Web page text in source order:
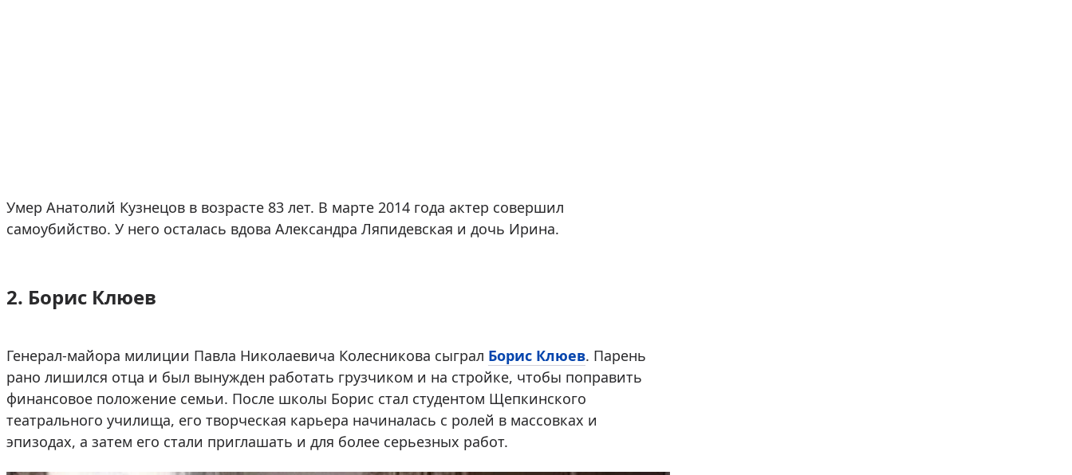
Умер Анатолий Кузнецов в возрасте 83 лет. В марте 2014 года актер совершил
самоубийство. У него осталась вдова Александра Ляпидевская и дочь Ирина.
2. Борис Клюев
Генерал-майора милиции Павла Николаевича Колесникова сыграл Борис Клюев. Парень
рано лишился отца и был вынужден работать грузчиком и на стройке, чтобы поправить
финансовое положение семьи. После школы Борис стал студентом Щепкинского
театрального училища, его творческая карьера начиналась с ролей в массовках и
эпизодах, а затем его стали приглашать и для более серьезных работ.